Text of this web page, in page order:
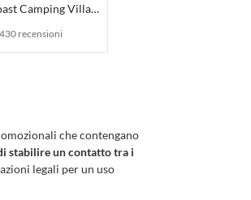
Gold Coast Camping Village
recensioni
che contengano
stabilire un contatto tra i
legali per un uso